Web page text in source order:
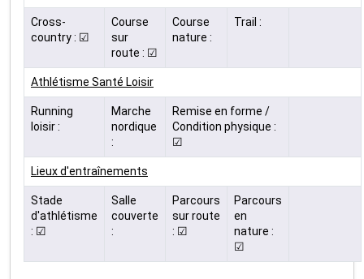
Cross-
country : ☑
Course
sur
route : ☑
Course
nature :
Trail :
Athlétisme Santé Loisir
Running
loisir :
Marche
nordique
:
Remise en forme /
Condition physique :
☑
Lieux d'entraînements
Stade
d'athlétisme
: ☑
Salle
couverte
:
Parcours
sur route
: ☑
Parcours
en
nature :
☑